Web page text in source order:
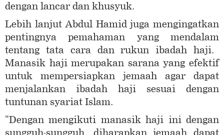
dengan lancar dan khusyuk.
Lebih lanjut Abdul Hamid juga mengingatkan
pentingnya pemahaman yang mendalam
tentang tata cara dan rukun ibadah haji.
Manasik haji merupakan sarana yang efektif
untuk mempersiapkan jemaah agar dapat
menjalankan ibadah haji sesuai dengan
tuntunan syariat Islam.
"Dengan mengikuti manasik haji ini dengan